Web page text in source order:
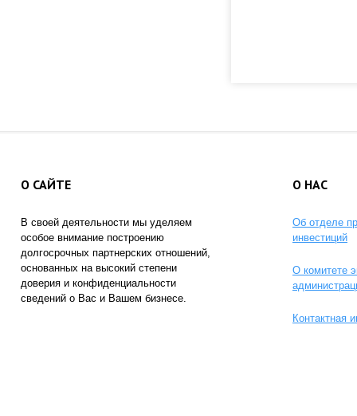
О САЙТЕ
В своей деятельности мы уделяем
особое внимание построению
долгосрочных партнерских отношений,
основанных на высокий степени
доверия и конфиденциальности
сведений о Вас и Вашем бизнесе.
О НАС
Об отделе
инвестиций
О комитете
Контактная